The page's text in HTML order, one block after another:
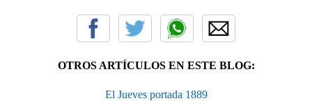
OTROS ARTÍCULOS EN ESTE BLOG:
El Jueves portada 1889